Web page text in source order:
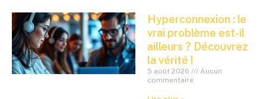
Hyperconnexion : le
vrai problème est-il
ailleurs ? Découvrez
la vérité !
5 août 2026
Aucun
commentaire